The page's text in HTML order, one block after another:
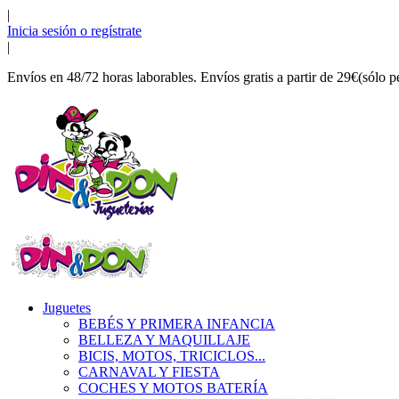
|
Inicia sesión o regístrate
|
Envíos en 48/72 horas laborables. Envíos gratis a partir de 29€(sólo
Juguetes
BEBÉS Y PRIMERA INFANCIA
BELLEZA Y MAQUILLAJE
BICIS, MOTOS, TRICICLOS...
CARNAVAL Y FIESTA
COCHES Y MOTOS BATERÍA